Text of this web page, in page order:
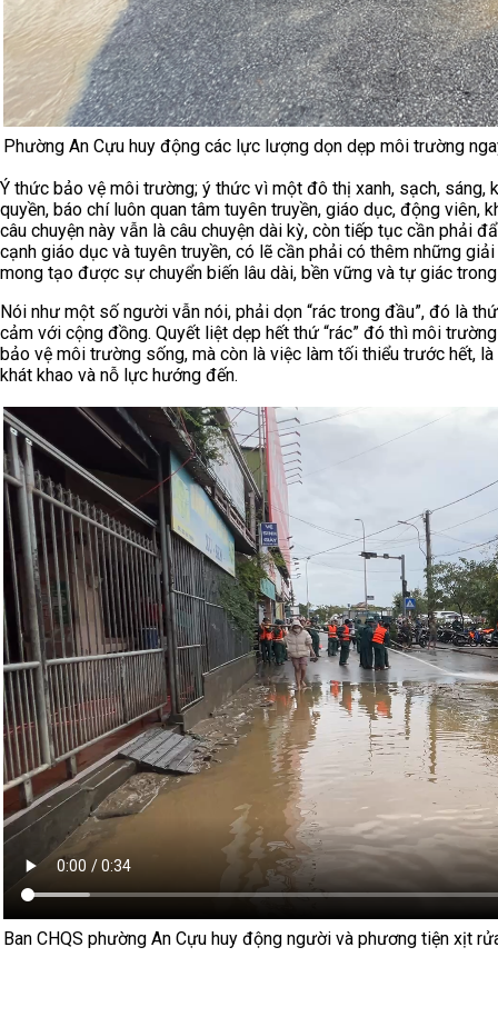
Phường An Cựu huy động các lực lượng dọn dẹp môi trường
Ý thức bảo vệ môi trường; ý thức vì một đô thị xanh, sạch, sáng,
quyền, báo chí luôn quan tâm tuyên truyền, giáo dục, động viên,
câu chuyện này vẫn là câu chuyện dài kỳ, còn tiếp tục cần phải
cạnh giáo dục và tuyên truyền, có lẽ cần phải có thêm những
mong tạo được sự chuyển biến lâu dài, bền vững và tự giác
Nói như một số người vẫn nói, phải dọn “rác trong đầu”, đó là
cảm với cộng đồng. Quyết liệt dẹp hết thứ “rác” đó thì môi
bảo vệ môi trường sống, mà còn là việc làm tối thiểu trước hết,
khát khao và nỗ lực hướng đến.
Ban CHQS phường An Cựu huy động người và phương tiện xịt